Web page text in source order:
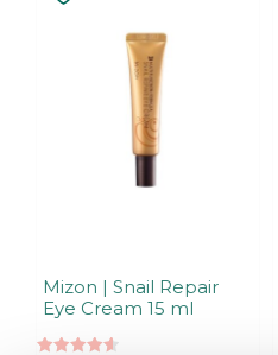
Mizon | Snail Repair
Eye Cream 15 ml